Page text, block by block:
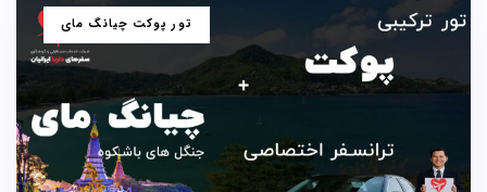
برچسب
ها
تور پوکت چیانگ مای